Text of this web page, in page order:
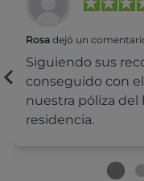
Rosa dejó un
Siguiendo sus
conseguido con
nuestra póliza
residencia.